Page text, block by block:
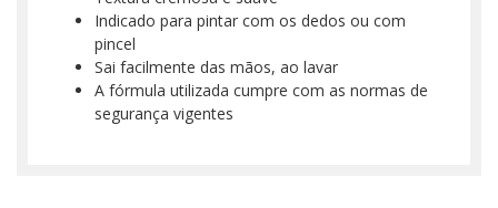
Indicado para pintar com os dedos ou com
pincel
Sai facilmente das mãos, ao lavar
A fórmula utilizada cumpre com as normas de
segurança vigentes